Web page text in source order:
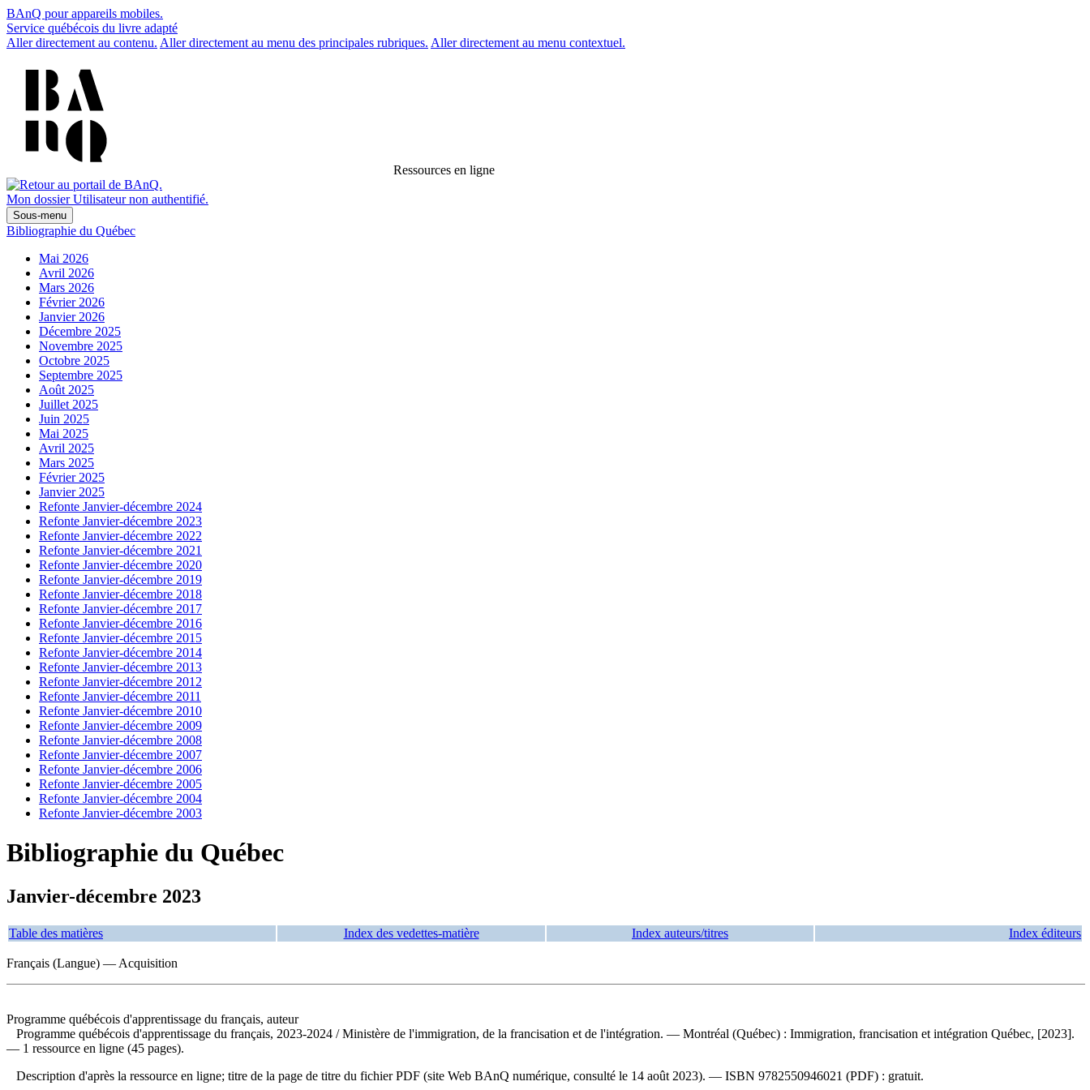
BAnQ pour appareils mobiles.
Service québécois du livre adapté
Aller directement au contenu. Aller directement au menu des principales rubriques. Aller directement au menu contextuel.
Ressources en ligne
Mon dossier Utilisateur non authentifié.
Sous-menu
Bibliographie du Québec
Mai 2026
Avril 2026
Mars 2026
Février 2026
Janvier 2026
Décembre 2025
Novembre 2025
Octobre 2025
Septembre 2025
Août 2025
Juillet 2025
Juin 2025
Mai 2025
Avril 2025
Mars 2025
Février 2025
Janvier 2025
Refonte Janvier-décembre 2024
Refonte Janvier-décembre 2023
Refonte Janvier-décembre 2022
Refonte Janvier-décembre 2021
Refonte Janvier-décembre 2020
Refonte Janvier-décembre 2019
Refonte Janvier-décembre 2018
Refonte Janvier-décembre 2017
Refonte Janvier-décembre 2016
Refonte Janvier-décembre 2015
Refonte Janvier-décembre 2014
Refonte Janvier-décembre 2013
Refonte Janvier-décembre 2012
Refonte Janvier-décembre 2011
Refonte Janvier-décembre 2010
Refonte Janvier-décembre 2009
Refonte Janvier-décembre 2008
Refonte Janvier-décembre 2007
Refonte Janvier-décembre 2006
Refonte Janvier-décembre 2005
Refonte Janvier-décembre 2004
Refonte Janvier-décembre 2003
Bibliographie du Québec
Janvier-décembre 2023
Table des matières Index des vedettes-matière Index auteurs/titres Index éditeurs
Français (Langue) — Acquisition
Programme québécois d'apprentissage du français, auteur
Programme québécois d'apprentissage du français, 2023-2024 / Ministère de l'immigration, de la francisation et de l'intégration. — Montréal (Québec) : Immigration, francisation et intégration Québec, [2023].
— 1 ressource en ligne (45 pages).
Description d'après la ressource en ligne; titre de la page de titre du fichier PDF (site Web BAnQ numérique, consulté le 14 août 2023). — ISBN 9782550946021 (PDF) : gratuit.